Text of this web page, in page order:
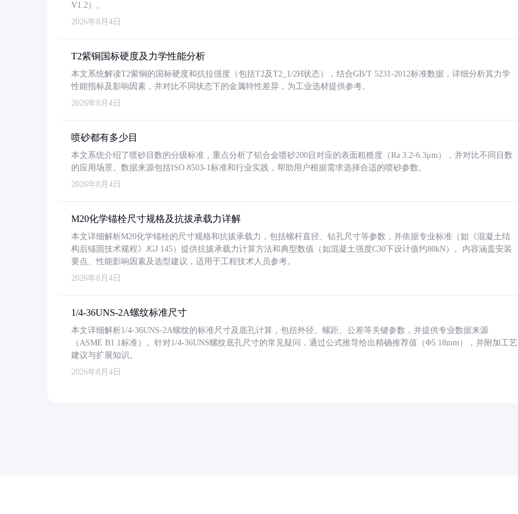
V1.2）。
2026年8月4日
T2紫铜国标硬度及力学性能分析
本文系统解读T2紫铜的国标硬度和抗拉强度（包括T2及T2_1/2H状态），结合GB/T 5231-2012标准数据，详细分析其力学
性能指标及影响因素，并对比不同状态下的金属特性差异，为工业选材提供参考。
2026年8月4日
喷砂都有多少目
本文系统介绍了喷砂目数的分级标准，重点分析了铝合金喷砂200目对应的表面粗糙度（Ra 3.2-6.3μm），并对比不同目数
的应用场景。数据来源包括ISO 8503-1标准和行业实践，帮助用户根据需求选择合适的喷砂参数。
2026年8月4日
M20化学锚栓尺寸规格及抗拔承载力详解
本文详细解析M20化学锚栓的尺寸规格和抗拔承载力，包括螺杆直径、钻孔尺寸等参数，并依据专业标准（如《混凝土结
构后锚固技术规程》JGJ 145）提供抗拔承载力计算方法和典型数值（如混凝土强度C30下设计值约80kN）。内容涵盖安装
要点、性能影响因素及选型建议，适用于工程技术人员参考。
2026年8月4日
1/4-36UNS-2A螺纹标准尺寸
本文详细解析1/4-36UNS-2A螺纹的标准尺寸及底孔计算，包括外径、螺距、公差等关键参数，并提供专业数据来源
（ASME B1.1标准）。针对1/4-36UNS螺纹底孔尺寸的常见疑问，通过公式推导给出精确推荐值（Φ5.18mm），并附加工艺
建议与扩展知识。
2026年8月4日